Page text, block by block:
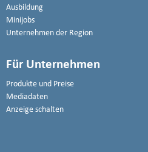
Ausbildung
Minijobs
Unternehmen der Region
Für Unternehmen
Produkte und Preise
Mediadaten
Anzeige schalten